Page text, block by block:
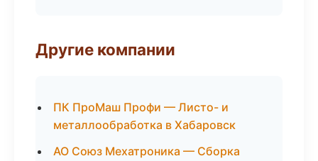
Другие компании
ПК ПроМаш Профи — Листо- и
металлообработка в Хабаровск
АО Союз Мехатроника — Сборка